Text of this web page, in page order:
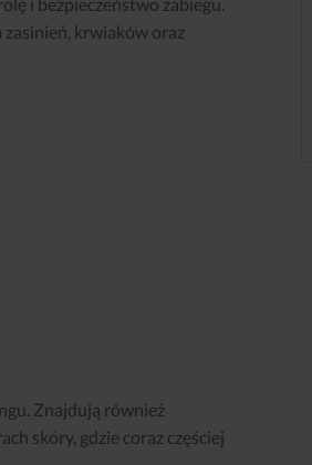
zasinień, krwiaków oraz
Znajdują również
skóry, gdzie coraz częściej